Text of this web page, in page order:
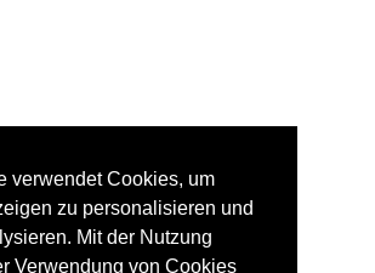
verwendet Cookies, um
zu personalisieren und
Mit der Nutzung
Verwendung von Cookies